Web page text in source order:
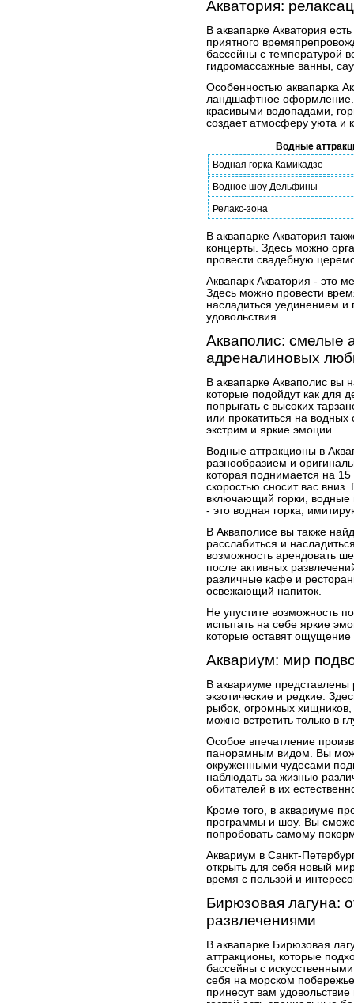
Акватория:
В аквапарке Акватория
приятного
бассейны с температурой
гидромассажные ванны,
Особенностью аквапарка
ландшафтное оформление.
красивыми водопадами,
создает атмосферу уюта и
Водные
Водная горка Камикадзе
Водное шоу Дельфины
Релакс-зона
В аквапарке Акватория
концерты. Здесь можно
провести свадебную
Аквапарк Акватория - это
Здесь можно провести
насладиться уединением и
удовольствия.
Акваполис: смелые
адреналиновых
В аквапарке Акваполис вы
которые подойдут как для
попрыгать с высоких
или прокатиться на
экстрим и яркие эмоции.
Водные аттракционы в
разнообразием и
которая поднимается на
скоростью сносит вас
включающий горки,
- это водная горка,
В Акваполисе вы также
расслабиться и
возможность арендовать
после активных
различные кафе и
освежающий напиток.
Не упустите возможность
испытать на себе яркие
которые оставят ощущение
Аквариум: мир
В аквариуме
экзотические и редкие.
рыбок, огромных
можно встретить только в
Особое впечатление
панорамным видом. Вы
окруженными чудесами
наблюдать за жизнью
обитателей в их
Кроме того, в аквариуме
программы и шоу. Вы
попробовать самому
Аквариум в Санкт-
открыть для себя новый
время с пользой и
Бирюзовая лагуна:
развлечениями
В аквапарке Бирюзовая
аттракционы, которые
бассейны с
себя на морском
принесут вам